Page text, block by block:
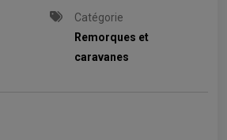
Catégorie
Remorques et
caravanes